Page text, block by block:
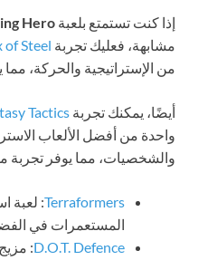
كنت تستمتع بلعبة Sliding Hero
فعليك تجربةHex of Steel
.
الإستراتيجية والحركة، مما
يمكنك تجربةFantasy Tactics
من أفضل الألعاب
مما يوفر تجربة ممتعة
Terraformers: لعبة
المستعمرات في الفضاء.
D.O.T. Defence: مزيج